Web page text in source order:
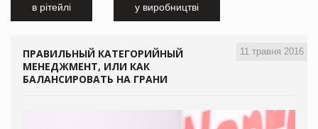
в рітейлі у виробництві
11 травня 2016
ПРАВИЛЬНЫЙ КАТЕГОРИЙНЫЙ
МЕНЕДЖМЕНТ, ИЛИ КАК
БАЛАНСИРОВАТЬ НА ГРАНИ